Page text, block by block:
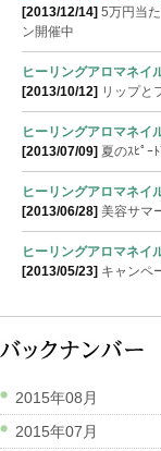
[2013/12/14] 5万円当
ン開催中
ヒーリングアロマネイ
[2013/10/12] リップと
ヒーリングアロマネイ
[2013/07/09] 夏のｽﾋﾟｰ
ヒーリングアロマネイ
[2013/06/28] 美容サマ
ヒーリングアロマネイ
[2013/05/23] キャンペ
2015年08月
2015年07月